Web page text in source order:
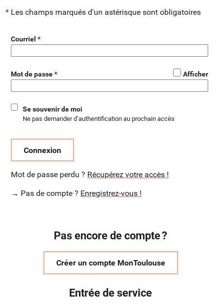
Les champs marqués d'un astérisque sont obligatoires
Courriel
Mot de passe Afficher
Se souvenir de moi
Ne pas demander d’authentification au prochain accès
Connexion
Mot de passe perdu ? Récupérez votre accès !
→ Pas de compte ? Enregistrez-vous !
Pas encore de compte ?
Créer un compte MonToulouse
Entrée de service